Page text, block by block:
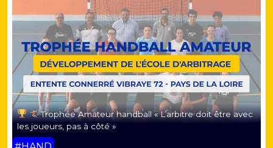
Trophée Amateur handball « L’arbitre doit être avec
les joueurs, pas à côté »